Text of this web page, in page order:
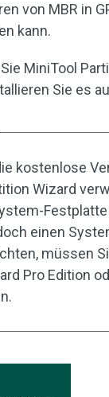
von MBR in
kann.
MiniTool
Sie es
kostenlose
Wizard
einen
müssen
Pro Edition